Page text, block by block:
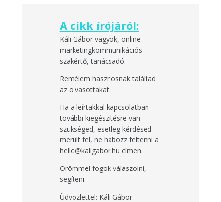
A cikk írójáról:
Káli Gábor vagyok, online
marketingkommunikációs
szakértő, tanácsadó.
Remélem hasznosnak találtad
az olvasottakat.
Ha a leírtakkal kapcsolatban
további kiegészítésre van
szükséged, esetleg kérdésed
merült fel, ne habozz feltenni a
hello@kaligabor.hu címen.
Örömmel fogok válaszolni,
segíteni.
Üdvözlettel: Káli Gábor